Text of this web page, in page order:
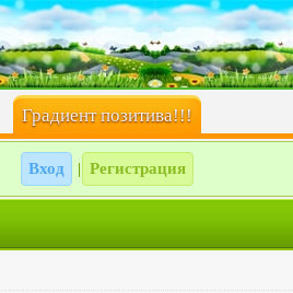
Градиент позитива!!!
Вход Регистрация